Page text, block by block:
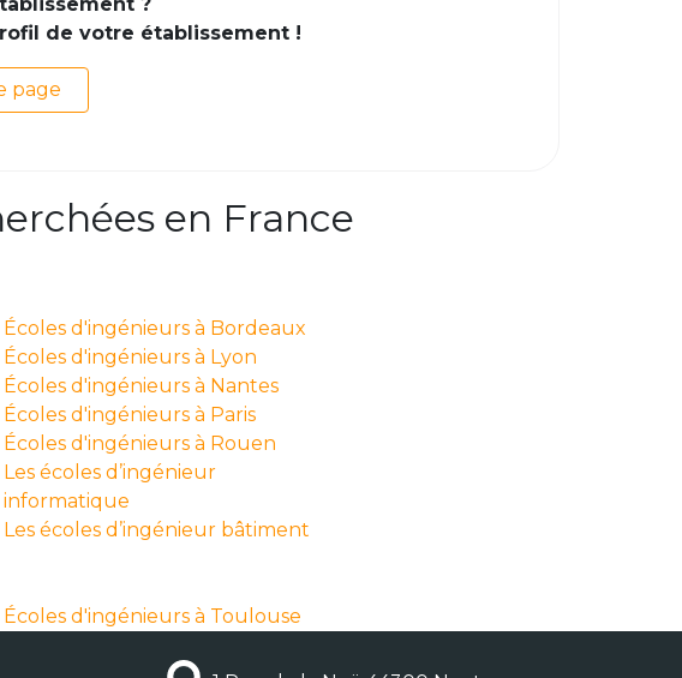
de votre établissement !
page
en France
Écoles d'ingénieurs à Bordeaux
Écoles d'ingénieurs à Lyon
Écoles d'ingénieurs à Nantes
Écoles d'ingénieurs à Paris
Écoles d'ingénieurs à Rouen
Les écoles d’ingénieur
informatique
Les écoles d’ingénieur bâtiment
Écoles d'ingénieurs à Toulouse